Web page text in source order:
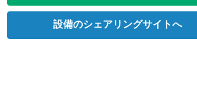
設備のシェアリングサイトへ